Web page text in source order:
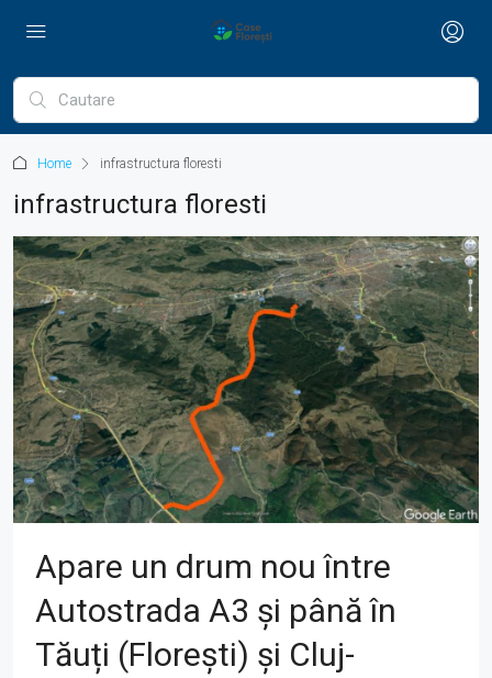
Home infrastructura floresti
infrastructura floresti
Apare un drum nou între
Autostrada A3 și până în
Tăuți (Florești) și Cluj-